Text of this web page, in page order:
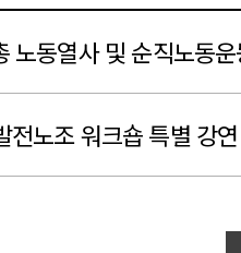
노동열사 및 순직노동
전노조 워크숍 특별 강